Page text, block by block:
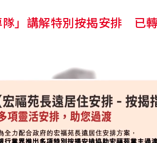
隊」講解特別按揭安排 已